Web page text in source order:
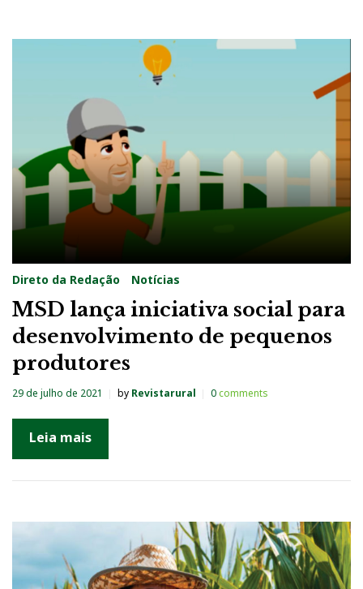
Direto da Redação Notícias
MSD lança iniciativa social para
desenvolvimento de pequenos
produtores
29 de julho de 2021 by Revistarural 0comments
Leia mais